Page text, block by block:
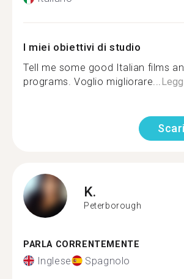
I miei obiettivi di studio
Tell me some good Italian films
programs. Voglio migliorare...
K.
Peterborough
PARLA CORRENTEMENTE
Inglese Spagnolo